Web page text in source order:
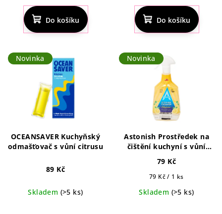
hodnocení
produktu
je
5,0
hvězdiček.
Do košíku
hodnocení
produktu
je
5,0
hvězdiček.
Do košíku
Novinka
OCEANSAVER Kuchyňský
odmašťovač s vůní citrusu
89 Kč
Skladem (>5 ks)
Novinka
Astonish Prostředek na
čištění kuchyní s vůní
citronu 750 ml
79 Kč
Měrná
79 Kč / 1 ks
Skladem (>5 ks)